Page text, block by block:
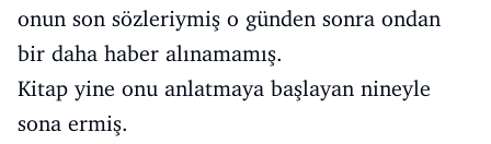
onun son sözleriymiş o günden sonra ondan
bir daha haber alınamamış.
Kitap yine onu anlatmaya başlayan nineyle
sona ermiş.